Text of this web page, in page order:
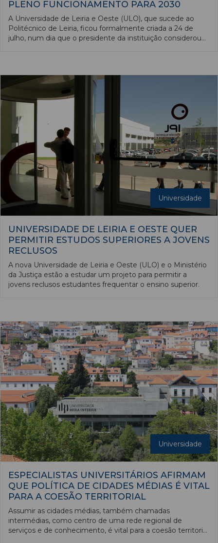
PLENO FUNCIONAMENTO PARA 2030
A Universidade de Leiria e Oeste (ULO), que sucede ao
Politécnico de Leiria, ficou formalmente criada a 24 de
julho, num dia que o presidente da instituição considerou
Universidade
UNIVERSIDADE DE LEIRIA E OESTE QUER
PERMITIR ESTUDOS SUPERIORES A JOVENS
RECLUSOS
A nova Universidade de Leiria e Oeste (ULO) e o Ministério
da Justiça estão a estudar um projeto para permitir a
jovens reclusos estudantes frequentar o ensino superior.
Universidade
ESPECIALISTAS UNIVERSITÁRIOS AFIRMAM
QUE POLÍTICA DE CIDADES MÉDIAS É VITAL
PARA A COESÃO TERRITORIAL
Assumir as cidades médias, também chamadas
intermédias, como centro de uma rede regional de
serviços e de conhecimento, é vital para a coesão territorial